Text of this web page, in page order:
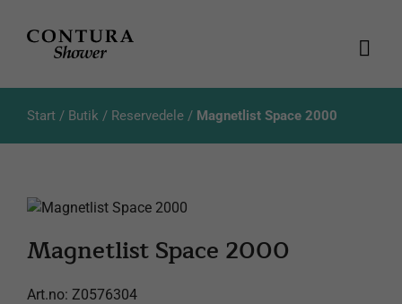
Aktuellt
Start/ Butik / Reservedele/ Magnetlist Space 2000
Magnetlist Space 2000
Art.no: Z0576304